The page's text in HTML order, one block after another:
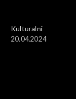
Kulturalni
20.04.2024